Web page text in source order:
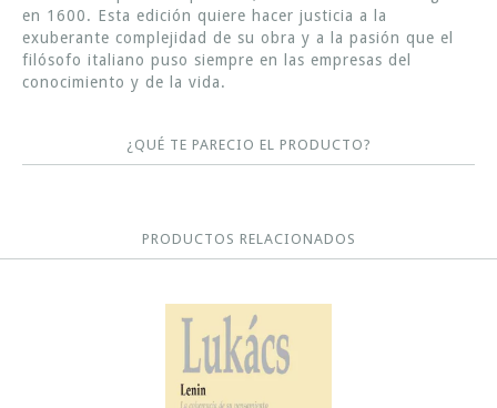
en 1600. Esta edición quiere hacer justicia a la
exuberante complejidad de su obra y a la pasión que el
filósofo italiano puso siempre en las empresas del
conocimiento y de la vida.
¿QUÉ TE PARECIO EL PRODUCTO?
PRODUCTOS RELACIONADOS